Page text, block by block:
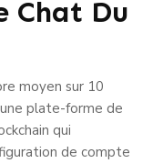
Chat Du
moyen sur 10
plate-forme de
qui
de compte